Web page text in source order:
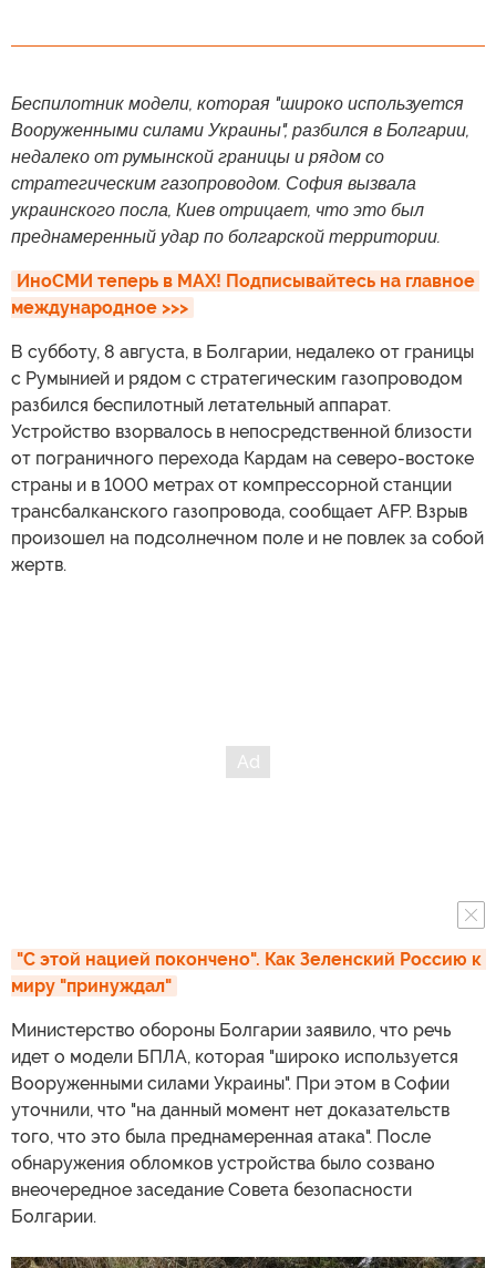
Беспилотник модели, которая "широко используется
Вооруженными силами Украины", разбился в Болгарии,
недалеко от румынской границы и рядом со
стратегическим газопроводом. София вызвала
украинского посла, Киев отрицает, что это был
преднамеренный удар по болгарской территории.
ИноСМИ теперь в MAX! Подписывайтесь на главное
международное >>>
В субботу, 8 августа, в Болгарии, недалеко от границы
с Румынией и рядом с стратегическим газопроводом
разбился беспилотный летательный аппарат.
Устройство взорвалось в непосредственной близости
от пограничного перехода Кардам на северо-востоке
страны и в 1000 метрах от компрессорной станции
трансбалканского газопровода, сообщает AFP. Взрыв
произошел на подсолнечном поле и не повлек за собой
жертв.
"С этой нацией покончено". Как Зеленский Россию к
миру "принуждал"
Министерство обороны Болгарии заявило, что речь
идет о модели БПЛА, которая "широко используется
Вооруженными силами Украины". При этом в Софии
уточнили, что "на данный момент нет доказательств
того, что это была преднамеренная атака". После
обнаружения обломков устройства было созвано
внеочередное заседание Совета безопасности
Болгарии.